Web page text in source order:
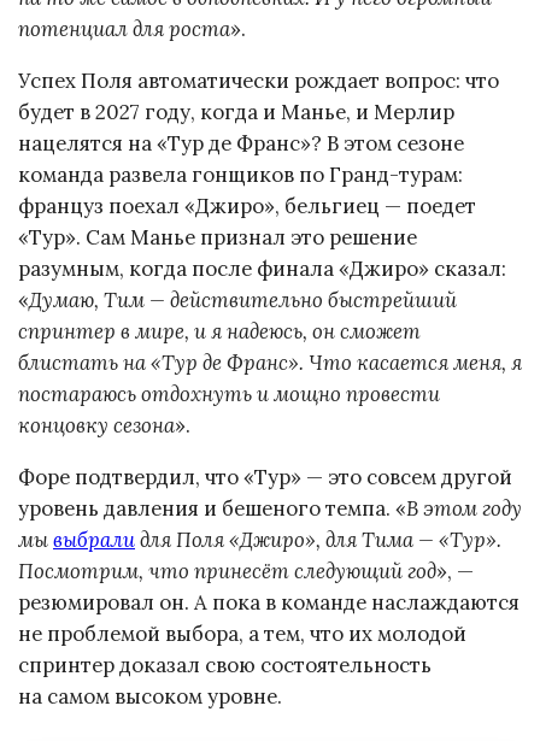
потенциал для роста».
Успех Поля автоматически рождает вопрос: что
будет в 2027 году, когда и Манье, и Мерлир
нацелятся на «Тур де Франс»? В этом сезоне
команда развела гонщиков по Гранд-турам:
француз поехал «Джиро», бельгиец — поедет
«Тур». Сам Манье признал это решение
разумным, когда после финала «Джиро» сказал:
«Думаю, Тим — действительно быстрейший
спринтер в мире, и я надеюсь, он сможет
блистать на «Тур де Франс». Что касается меня, я
постараюсь отдохнуть и мощно провести
концовку сезона».
Форе подтвердил, что «Тур» — это совсем другой
уровень давления и бешеного темпа. «В этом году
мывыбралидля Поля «Джиро», для Тима — «Тур».
Посмотрим, что принесёт следующий год», —
резюмировал он. А пока в команде наслаждаются
не проблемой выбора, а тем, что их молодой
спринтер доказал свою состоятельность
на самом высоком уровне.